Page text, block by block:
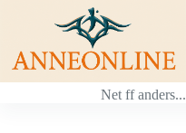
inhoud
Net ff anders...